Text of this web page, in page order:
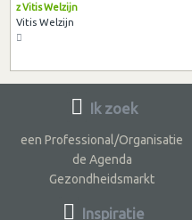
z Vitis Welzijn
Vitis Welzijn
Ik zoek
een Professional/Organisatie
de Agenda
Gezondheidsmarkt
Inspiratie